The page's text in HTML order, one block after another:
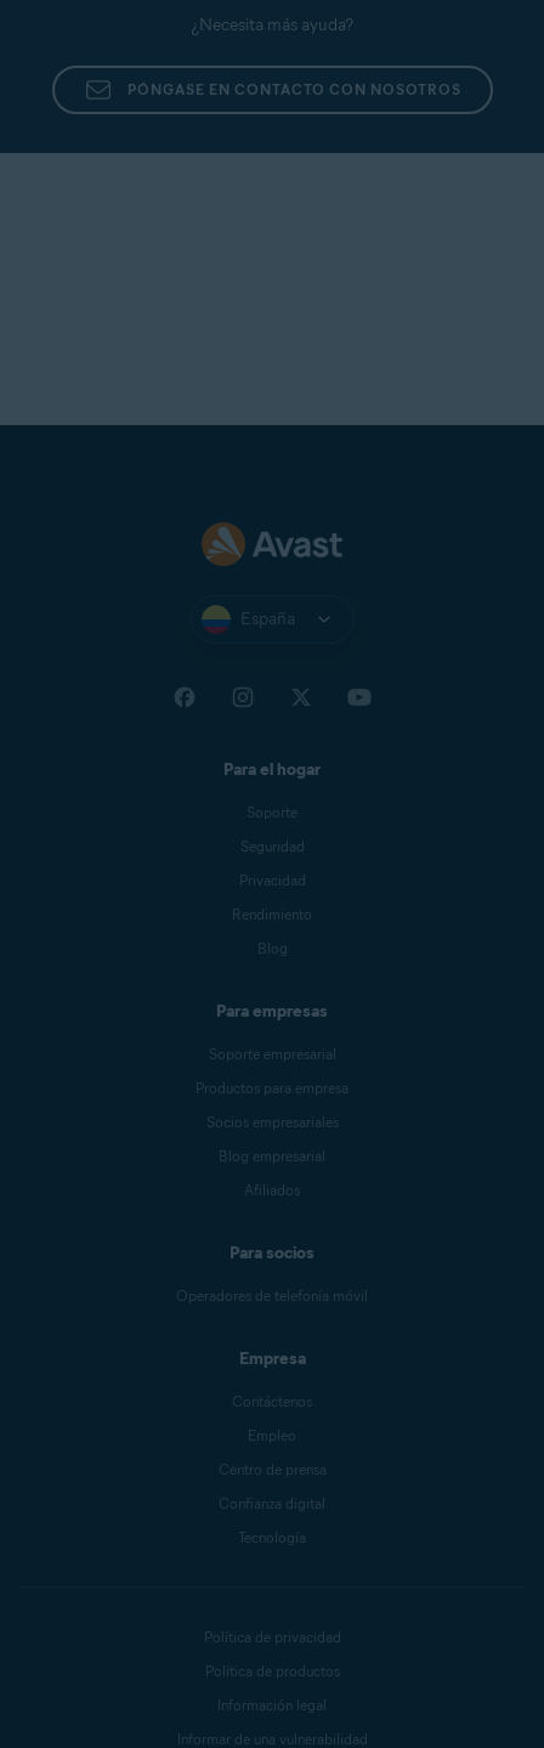
¿Necesita más ayuda?
PÓNGASE EN CONTACTO CON NOSOTROS
España
Para el hogar
Soporte
Seguridad
Privacidad
Rendimiento
Blog
Para empresas
Soporte empresarial
Productos para empresa
Socios empresariales
Blog empresarial
Afiliados
Para socios
Operadores de telefonía móvil
Empresa
Contáctenos
Empleo
Centro de prensa
Confianza digital
Tecnología
Política de privacidad
Política de productos
Información legal
Informar de una vulnerabilidad